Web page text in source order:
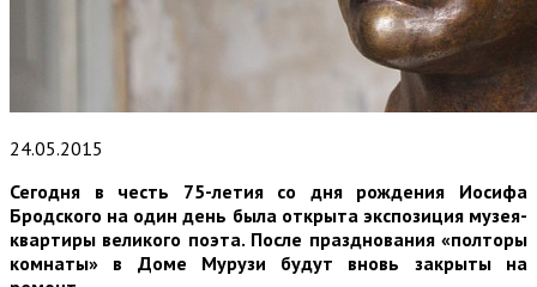
24.05.2015
Сегодня в честь 75-летия со дня рождения Иосифа
Бродского на один день была открыта экспозиция музея-
квартиры великого поэта. После празднования «полторы
комнаты» в Доме Мурузи будут вновь закрыты на